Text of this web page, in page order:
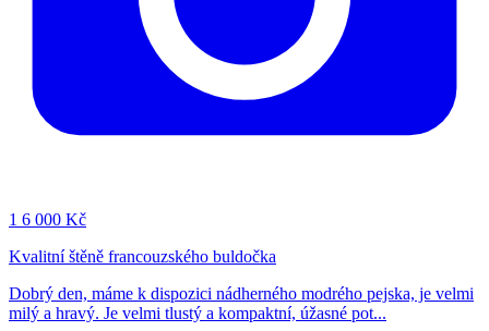
1 6 000 Kč
Kvalitní štěně francouzského buldočka
Dobrý den, máme k dispozici nádherného modrého pejska, je velmi
milý a hravý. Je velmi tlustý a kompaktní, úžasné pot...